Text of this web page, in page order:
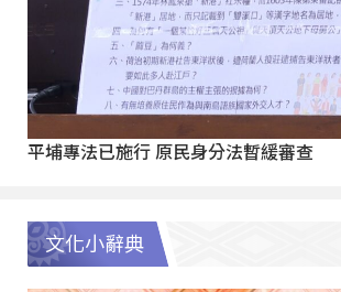
平埔專法已施行 原民身分法暫緩審查
文化小辭典